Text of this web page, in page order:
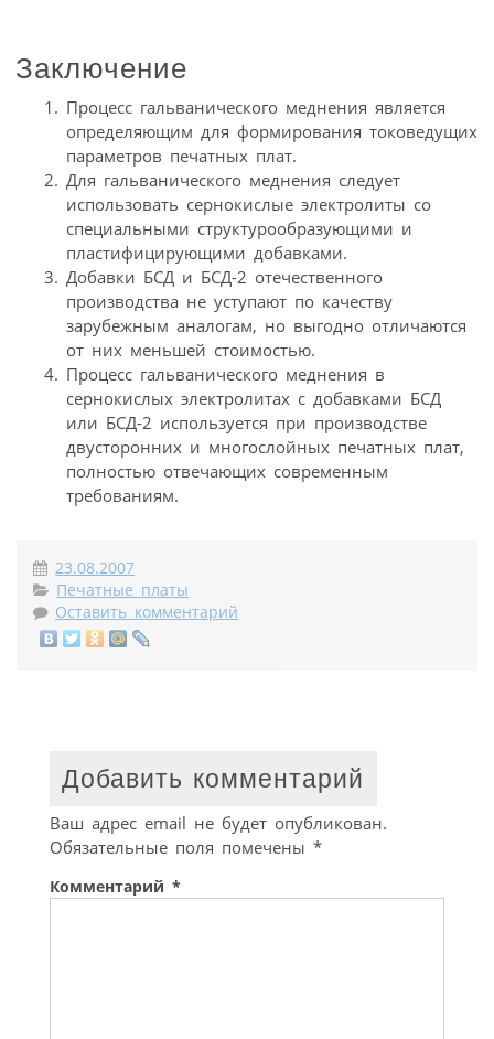
Заключение
Процесс гальванического меднения является
определяющим для формирования токоведущих
параметров печатных плат.
Для гальванического меднения следует
использовать сернокислые электролиты со
специальными структурообразующими и
пластифицирующими добавками.
Добавки БСД и БСД-2 отечественного
производства не уступают по качеству
зарубежным аналогам, но выгодно отличаются
от них меньшей стоимостью.
Процесс гальванического меднения в
сернокислых электролитах с добавками БСД
или БСД-2 используется при производстве
двусторонних и многослойных печатных плат,
полностью отвечающих современным
требованиям.
23.08.2007
Печатные платы
Оставить комментарий
Добавить комментарий
Ваш адрес email не будет опубликован.
Обязательные поля помечены *
Комментарий *